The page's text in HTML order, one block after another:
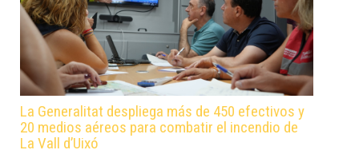
La Generalitat despliega más de 450 efectivos y
20 medios aéreos para combatir el incendio de
La Vall d’Uixó